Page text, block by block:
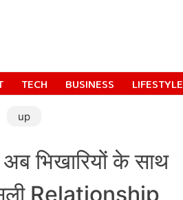
TECH BUSINESS LIFESTYLE
up
भिखारियों के साथ
Relationship